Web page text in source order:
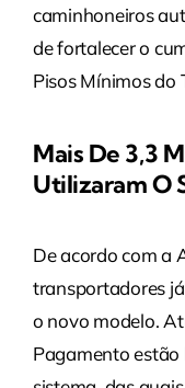
caminhoneiros
de fortalecer o
Pisos Mínimos do
Mais De 3,3
Utilizaram O
De acordo com a
transportadores
o novo modelo.
Pagamento